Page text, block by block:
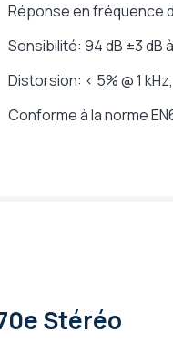
Réponse en fréquence
Sensibilité: 94 dB ±3 dB à
Distorsion: < 5% @ 1 kHz,
Conforme à la norme
Stéréo